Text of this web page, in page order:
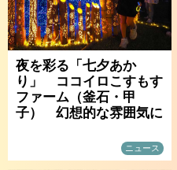
夜を彩る「七夕あか
り」 ココイロこすもす
ファーム（釜石・甲
子） 幻想的な雰囲気に
ニュース